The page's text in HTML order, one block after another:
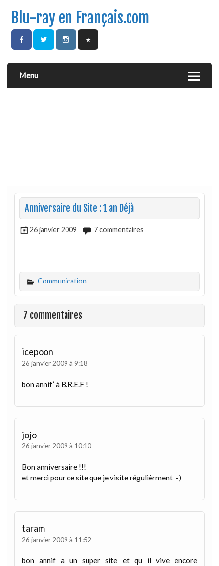
Blu-ray en Français.com
Menu
Anniversaire du Site : 1 an Déjà
26 janvier 2009 7 commentaires
Communication
7 commentaires
icepoon
26 janvier 2009 à 9:18
bon annif’ à B.R.E.F !
jojo
26 janvier 2009 à 10:10
Bon anniversaire !!!
et merci pour ce site que je visite régulièrment ;-)
taram
26 janvier 2009 à 11:52
bon annif a un super site et qu il vive encore